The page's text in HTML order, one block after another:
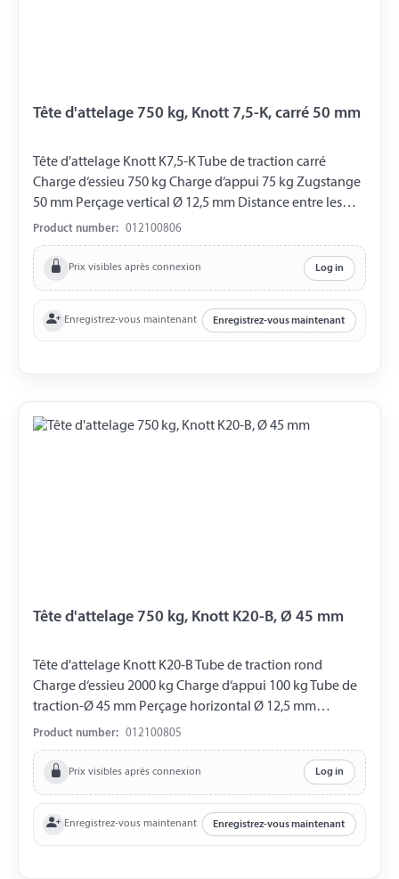
Tête d'attelage 750 kg, Knott 7,5-K, carré 50 mm
Tête d'attelage Knott K7,5-K Tube de traction carré
Charge d‘essieu 750 kg Charge d‘appui 75 kg Zugstange
50 mm Perçage vertical Ø 12,5 mm Distance entre les
Perçages 90 mm
Product number: 012100806
Prix visibles après connexion Log in
Enregistrez-vous maintenant Enregistrez-vous maintenant
Tête d'attelage 750 kg, Knott K20-B, Ø 45 mm
Tête d'attelage Knott K20-B Tube de traction rond
Charge d‘essieu 2000 kg Charge d‘appui 100 kg Tube de
traction-Ø 45 mm Perçage horizontal Ø 12,5 mm
Perçage vertical Ø 12,5 mm Distance entre les Perçages
40 mm
Product number: 012100805
Prix visibles après connexion Log in
Enregistrez-vous maintenant Enregistrez-vous maintenant